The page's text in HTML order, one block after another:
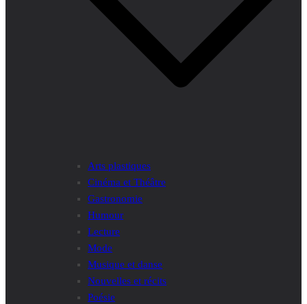
Arts plastiques
Cinéma et Théâtre
Gastronomie
Humour
Lecture
Mode
Musique et danse
Nouvelles et récits
Poésie